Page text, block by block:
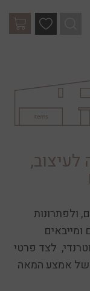
ולפתרונות
ומייבאים
לצד פרטי
של אמצע המאה